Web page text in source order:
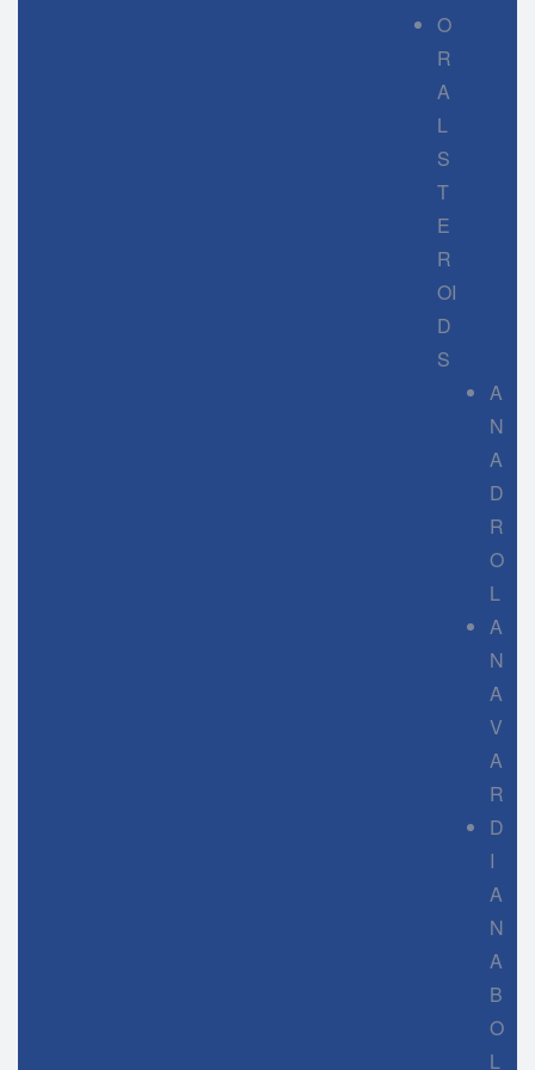
O
R
A
L
S
T
E
R
OI
D
S
A
N
A
D
R
O
L
A
N
A
V
A
R
D
I
A
N
A
B
O
L